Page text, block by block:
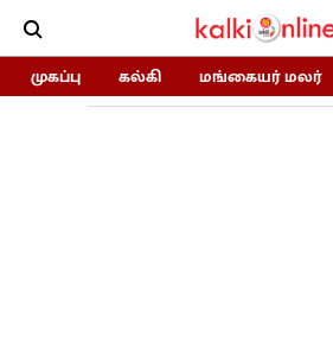
முகப்பு கல்கி மங்கையர் மலர்